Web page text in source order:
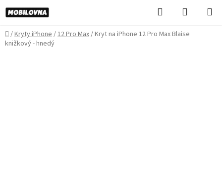
Prejsť
na
obsah
Hľadať
KOŠÍK
Domov
/Kryty iPhone/12 Pro Max/Kryt na iPhone 12 Pro Max Blaise
knižkový - hnedý